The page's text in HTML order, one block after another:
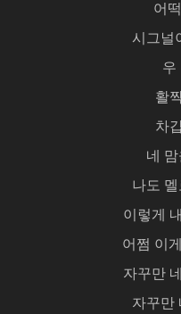
어
시그널
우
활
차
네
나도
이렇게
어쩜 이
자꾸만
자꾸만